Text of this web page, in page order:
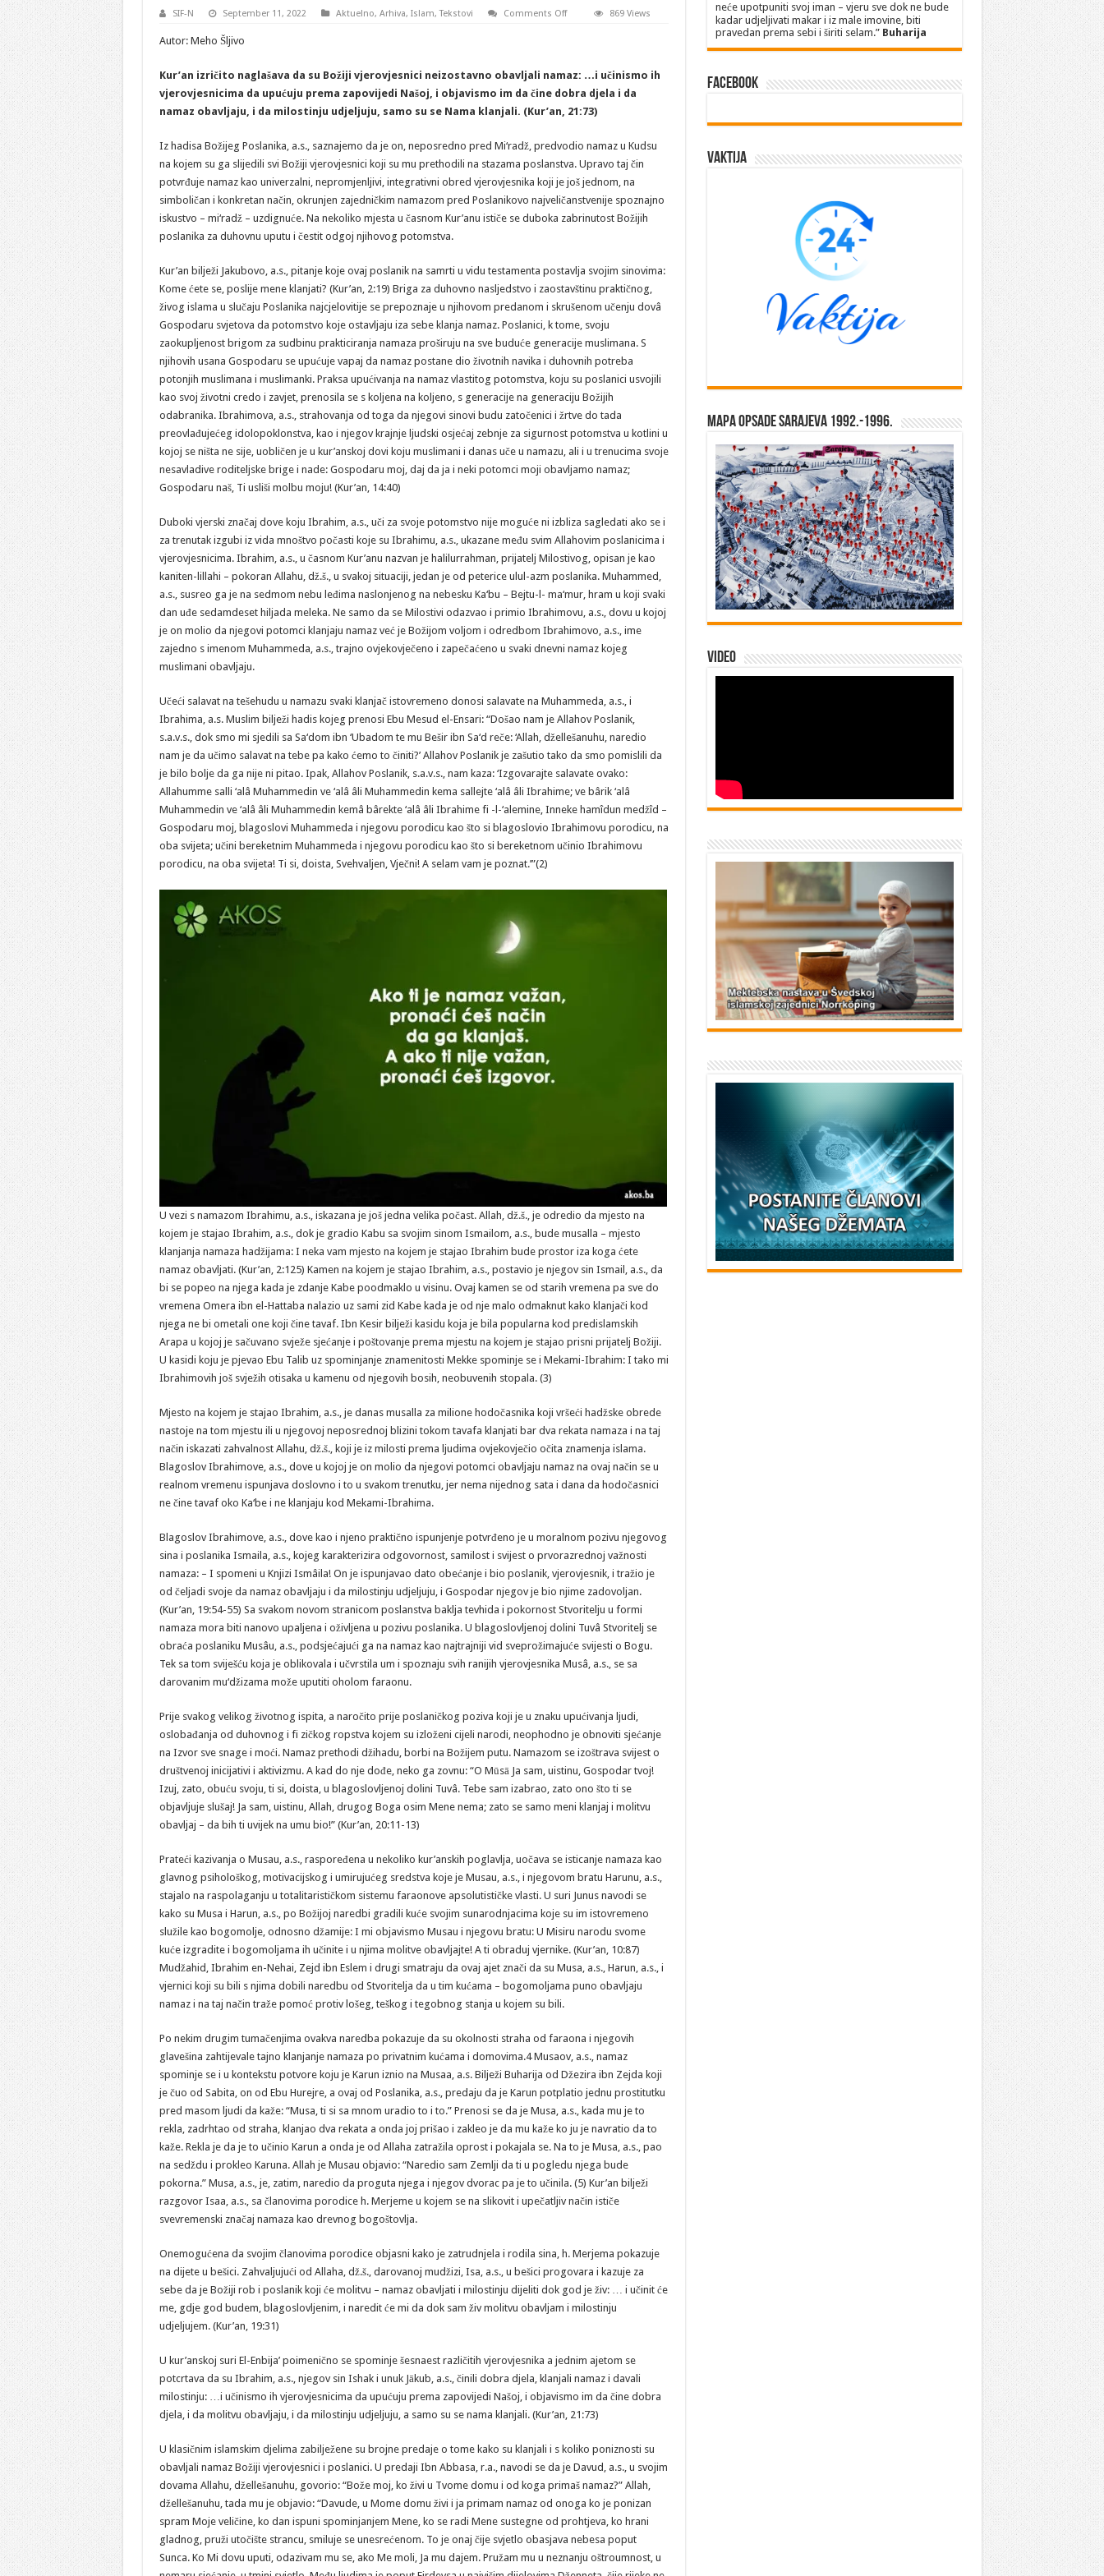
SIF-N September 11, 2022 Aktuelno, Arhiva, Islam,Tekstovi Comments Offon
869 Views
Autor: Meho Šljivo
Kur’an izričito naglašava da su Božiji vjerovjesnici neizostavno obavljali namaz: …i učinismo ih
vjerovjesnicima da upućuju prema zapovijedi Našoj, i objavismo im da čine dobra djela i da
namaz obavljaju, i da milostinju udjeljuju, samo su se Nama klanjali. (Kur’an, 21:73)
Iz hadisa Božijeg Poslanika, a.s., saznajemo da je on, neposredno pred Mi‘radž, predvodio namaz u Kudsu
na kojem su ga slijedili svi Božiji vjerovjesnici koji su mu prethodili na stazama poslanstva. Upravo taj čin
potvrđuje namaz kao univerzalni, nepromjenljivi, integrativni obred vjerovjesnika koji je još jednom, na
simboličan i konkretan način, okrunjen zajedničkim namazom pred Poslanikovo najveličanstvenije spoznajno
iskustvo – mi‘radž – uzdignuće. Na nekoliko mjesta u časnom Kur’anu ističe se duboka zabrinutost Božijih
poslanika za duhovnu uputu i čestit odgoj njihovog potomstva.
Kur’an bilježi Jakubovo, a.s., pitanje koje ovaj poslanik na samrti u vidu testamenta postavlja svojim sinovima:
Kome ćete se, poslije mene klanjati? (Kur’an, 2:19) Briga za duhovno nasljedstvo i zaostavštinu praktičnog,
živog islama u slučaju Poslanika najcjelovitije se prepoznaje u njihovom predanom i skrušenom učenju dovâ
Gospodaru svjetova da potomstvo koje ostavljaju iza sebe klanja namaz. Poslanici, k tome, svoju
zaokupljenost brigom za sudbinu prakticiranja namaza proširuju na sve buduće generacije muslimana. S
njihovih usana Gospodaru se upućuje vapaj da namaz postane dio životnih navika i duhovnih potreba
potonjih muslimana i muslimanki. Praksa upućivanja na namaz vlastitog potomstva, koju su poslanici usvojili
kao svoj životni credo i zavjet, prenosila se s koljena na koljeno, s generacije na generaciju Božijih
odabranika. Ibrahimova, a.s., strahovanja od toga da njegovi sinovi budu zatočenici i žrtve do tada
preovlađujećeg idolopoklonstva, kao i njegov krajnje ljudski osjećaj zebnje za sigurnost potomstva u kotlini u
kojoj se ništa ne sije, uobličen je u kur’anskoj dovi koju muslimani i danas uče u namazu, ali i u trenucima svoje
nesavladive roditeljske brige i nade: Gospodaru moj, daj da ja i neki potomci moji obavljamo namaz;
Gospodaru naš, Ti usliši molbu moju! (Kur’an, 14:40)
Duboki vjerski značaj dove koju Ibrahim, a.s., uči za svoje potomstvo nije moguće ni izbliza sagledati ako se i
za trenutak izgubi iz vida mnoštvo počasti koje su Ibrahimu, a.s., ukazane među svim Allahovim poslanicima i
vjerovjesnicima. Ibrahim, a.s., u časnom Kur’anu nazvan je halilurrahman, prijatelj Milostivog, opisan je kao
kaniten-lillahi – pokoran Allahu, dž.š., u svakoj situaciji, jedan je od peterice ulul-azm poslanika. Muhammed,
a.s., susreo ga je na sedmom nebu leđima naslonjenog na nebesku Ka‘bu – Bejtu-l- ma‘mur, hram u koji svaki
dan uđe sedamdeset hiljada meleka. Ne samo da se Milostivi odazvao i primio Ibrahimovu, a.s., dovu u kojoj
je on molio da njegovi potomci klanjaju namaz već je Božijom voljom i odredbom Ibrahimovo, a.s., ime
zajedno s imenom Muhammeda, a.s., trajno ovjekovječeno i zapečaćeno u svaki dnevni namaz kojeg
muslimani obavljaju.
Učeći salavat na tešehudu u namazu svaki klanjač istovremeno donosi salavate na Muhammeda, a.s., i
Ibrahima, a.s. Muslim bilježi hadis kojeg prenosi Ebu Mesud el-Ensari: “Došao nam je Allahov Poslanik,
s.a.v.s., dok smo mi sjedili sa Sa‘dom ibn ‘Ubadom te mu Bešir ibn Sa‘d reče: ‘Allah, džellešanuhu, naredio
nam je da učimo salavat na tebe pa kako ćemo to činiti?’ Allahov Poslanik je zašutio tako da smo pomislili da
je bilo bolje da ga nije ni pitao. Ipak, Allahov Poslanik, s.a.v.s., nam kaza: ‘Izgovarajte salavate ovako:
Allahumme salli ‘alâ Muhammedin ve ‘alâ âli Muhammedin kema sallejte ‘alâ âli Ibrahime; ve bârik ‘alâ
Muhammedin ve ‘alâ âli Muhammedin kemâ bârekte ‘alâ âli Ibrahime fi -l-‘alemine, Inneke hamîdun medžîd –
Gospodaru moj, blagoslovi Muhammeda i njegovu porodicu kao što si blagoslovio Ibrahimovu porodicu, na
oba svijeta; učini bereketnim Muhammeda i njegovu porodicu kao što si bereketnom učinio Ibrahimovu
porodicu, na oba svijeta! Ti si, doista, Svehvaljen, Vječni! A selam vam je poznat.’”(2)
U vezi s namazom Ibrahimu, a.s., iskazana je još jedna velika počast. Allah, dž.š., je odredio da mjesto na
kojem je stajao Ibrahim, a.s., dok je gradio Kabu sa svojim sinom Ismailom, a.s., bude musalla – mjesto
klanjanja namaza hadžijama: I neka vam mjesto na kojem je stajao Ibrahim bude prostor iza koga ćete
namaz obavljati. (Kur’an, 2:125) Kamen na kojem je stajao Ibrahim, a.s., postavio je njegov sin Ismail, a.s., da
bi se popeo na njega kada je zdanje Kabe poodmaklo u visinu. Ovaj kamen se od starih vremena pa sve do
vremena Omera ibn el-Hattaba nalazio uz sami zid Kabe kada je od nje malo odmaknut kako klanjači kod
njega ne bi ometali one koji čine tavaf. Ibn Kesir bilježi kasidu koja je bila popularna kod predislamskih
Arapa u kojoj je sačuvano svježe sjećanje i poštovanje prema mjestu na kojem je stajao prisni prijatelj Božiji.
U kasidi koju je pjevao Ebu Talib uz spominjanje znamenitosti Mekke spominje se i Mekami-Ibrahim: I tako mi
Ibrahimovih još svježih otisaka u kamenu od njegovih bosih, neobuvenih stopala. (3)
Mjesto na kojem je stajao Ibrahim, a.s., je danas musalla za milione hodočasnika koji vršeći hadžske obrede
nastoje na tom mjestu ili u njegovoj neposrednoj blizini tokom tavafa klanjati bar dva rekata namaza i na taj
način iskazati zahvalnost Allahu, dž.š., koji je iz milosti prema ljudima ovjekovječio očita znamenja islama.
Blagoslov Ibrahimove, a.s., dove u kojoj je on molio da njegovi potomci obavljaju namaz na ovaj način se u
realnom vremenu ispunjava doslovno i to u svakom trenutku, jer nema nijednog sata i dana da hodočasnici
ne čine tavaf oko Ka‘be i ne klanjaju kod Mekami-Ibrahima.
Blagoslov Ibrahimove, a.s., dove kao i njeno praktično ispunjenje potvrđeno je u moralnom pozivu njegovog
sina i poslanika Ismaila, a.s., kojeg karakterizira odgovornost, samilost i svijest o prvorazrednoj važnosti
namaza: – I spomeni u Knjizi Ismâila! On je ispunjavao dato obećanje i bio poslanik, vjerovjesnik, i tražio je
od čeljadi svoje da namaz obavljaju i da milostinju udjeljuju, i Gospodar njegov je bio njime zadovoljan.
(Kur’an, 19:54-55) Sa svakom novom stranicom poslanstva baklja tevhida i pokornost Stvoritelju u formi
namaza mora biti nanovo upaljena i oživljena u pozivu poslanika. U blagoslovljenoj dolini Tuvâ Stvoritelj se
obraća poslaniku Musâu, a.s., podsjećajući ga na namaz kao najtrajniji vid sveprožimajuće svijesti o Bogu.
Tek sa tom sviješću koja je oblikovala i učvrstila um i spoznaju svih ranijih vjerovjesnika Musâ, a.s., se sa
darovanim mu‘džizama može uputiti oholom faraonu.
Prije svakog velikog životnog ispita, a naročito prije poslaničkog poziva koji je u znaku upućivanja ljudi,
oslobađanja od duhovnog i fi zičkog ropstva kojem su izloženi cijeli narodi, neophodno je obnoviti sjećanje
na Izvor sve snage i moći. Namaz prethodi džihadu, borbi na Božijem putu. Namazom se izoštrava svijest o
društvenoj inicijativi i aktivizmu. A kad do nje dođe, neko ga zovnu: “O Mūsā Ja sam, uistinu, Gospodar tvoj!
Izuj, zato, obuću svoju, ti si, doista, u blagoslovljenoj dolini Tuvâ. Tebe sam izabrao, zato ono što ti se
objavljuje slušaj! Ja sam, uistinu, Allah, drugog Boga osim Mene nema; zato se samo meni klanjaj i molitvu
obavljaj – da bih ti uvijek na umu bio!” (Kur’an, 20:11-13)
Prateći kazivanja o Musau, a.s., raspoređena u nekoliko kur’anskih poglavlja, uočava se isticanje namaza kao
glavnog psihološkog, motivacijskog i umirujućeg sredstva koje je Musau, a.s., i njegovom bratu Harunu, a.s.,
stajalo na raspolaganju u totalitarističkom sistemu faraonove apsolutističke vlasti. U suri Junus navodi se
kako su Musa i Harun, a.s., po Božijoj naredbi gradili kuće svojim sunarodnjacima koje su im istovremeno
služile kao bogomolje, odnosno džamije: I mi objavismo Musau i njegovu bratu: U Misiru narodu svome
kuće izgradite i bogomoljama ih učinite i u njima molitve obavljajte! A ti obraduj vjernike. (Kur’an, 10:87)
Mudžahid, Ibrahim en-Nehai, Zejd ibn Eslem i drugi smatraju da ovaj ajet znači da su Musa, a.s., Harun, a.s., i
vjernici koji su bili s njima dobili naredbu od Stvoritelja da u tim kućama – bogomoljama puno obavljaju
namaz i na taj način traže pomoć protiv lošeg, teškog i tegobnog stanja u kojem su bili.
Po nekim drugim tumačenjima ovakva naredba pokazuje da su okolnosti straha od faraona i njegovih
glavešina zahtijevale tajno klanjanje namaza po privatnim kućama i domovima.4 Musaov, a.s., namaz
spominje se i u kontekstu potvore koju je Karun iznio na Musaa, a.s. Bilježi Buharija od Džezira ibn Zejda koji
je čuo od Sabita, on od Ebu Hurejre, a ovaj od Poslanika, a.s., predaju da je Karun potplatio jednu prostitutku
pred masom ljudi da kaže: “Musa, ti si sa mnom uradio to i to.” Prenosi se da je Musa, a.s., kada mu je to
rekla, zadrhtao od straha, klanjao dva rekata a onda joj prišao i zakleo je da mu kaže ko ju je navratio da to
kaže. Rekla je da je to učinio Karun a onda je od Allaha zatražila oprost i pokajala se. Na to je Musa, a.s., pao
na sedždu i prokleo Karuna. Allah je Musau objavio: “Naredio sam Zemlji da ti u pogledu njega bude
pokorna.” Musa, a.s., je, zatim, naredio da proguta njega i njegov dvorac pa je to učinila. (5) Kur’an bilježi
razgovor Isaa, a.s., sa članovima porodice h. Merjeme u kojem se na slikovit i upečatljiv način ističe
svevremenski značaj namaza kao drevnog bogoštovlja.
Onemogućena da svojim članovima porodice objasni kako je zatrudnjela i rodila sina, h. Merjema pokazuje
na dijete u bešici. Zahvaljujući od Allaha, dž.š., darovanoj mudžizi, Isa, a.s., u bešici progovara i kazuje za
sebe da je Božiji rob i poslanik koji će molitvu – namaz obavljati i milostinju dijeliti dok god je živ: … i učinit će
me, gdje god budem, blagoslovljenim, i naredit će mi da dok sam živ molitvu obavljam i milostinju
udjeljujem. (Kur’an, 19:31)
U kur’anskoj suri El-Enbija’ poimenično se spominje šesnaest različitih vjerovjesnika a jednim ajetom se
potcrtava da su Ibrahim, a.s., njegov sin Ishak i unuk Jākub, a.s., činili dobra djela, klanjali namaz i davali
milostinju: …i učinismo ih vjerovjesnicima da upućuju prema zapovijedi Našoj, i objavismo im da čine dobra
djela, i da molitvu obavljaju, i da milostinju udjeljuju, a samo su se nama klanjali. (Kur’an, 21:73)
U klasičnim islamskim djelima zabilježene su brojne predaje o tome kako su klanjali i s koliko poniznosti su
obavljali namaz Božiji vjerovjesnici i poslanici. U predaji Ibn Abbasa, r.a., navodi se da je Davud, a.s., u svojim
dovama Allahu, džellešanuhu, govorio: “Bože moj, ko živi u Tvome domu i od koga primaš namaz?” Allah,
džellešanuhu, tada mu je objavio: “Davude, u Mome domu živi i ja primam namaz od onoga ko je ponizan
spram Moje veličine, ko dan ispuni spominjanjem Mene, ko se radi Mene sustegne od prohtjeva, ko hrani
gladnog, pruži utočište strancu, smiluje se unesrećenom. To je onaj čije svjetlo obasjava nebesa poput
Sunca. Ko Mi dovu uputi, odazivam mu se, ako Me moli, Ja mu dajem. Pružam mu u neznanju oštroumnost, u
neće upotpuniti svoj iman – vjeru sve dok ne bude
kadar udjeljivati makar i iz male imovine, biti
pravedan prema sebi i širiti selam.” Buharija
Facebook
Vaktija
Mapa opsade Sarajeva 1992.-1996.
Video